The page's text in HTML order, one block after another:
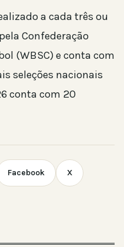
a cada três ou
Confederação
(WBSC) e conta com
seleções nacionais
conta com 20
Facebook X